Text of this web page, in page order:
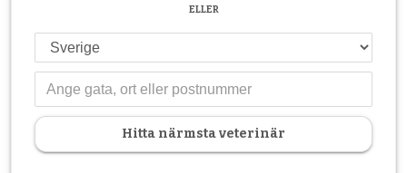
ELLER
Hitta närmsta veterinär